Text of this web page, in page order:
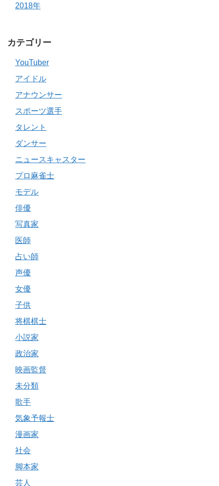
2018年
カテゴリー
YouTuber
アイドル
アナウンサー
スポーツ選手
タレント
ダンサー
ニュースキャスター
プロ麻雀士
モデル
俳優
写真家
医師
占い師
声優
女優
子供
将棋棋士
小説家
政治家
映画監督
未分類
歌手
気象予報士
漫画家
社会
脚本家
芸人